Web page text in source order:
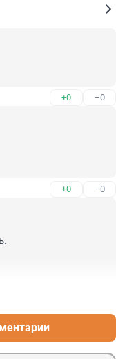
+0 –0
+0 –0